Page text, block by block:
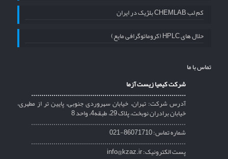
کم لب CHEMLAB بلژیک در ایران
حلال های HPLC (کروماتوگرافی مایع)
تماس با ما
شرکت کیمیا زیست آزما
............................................................................
آدرس شرکت: تهران، خیابان سهروردی جنوبی، پایین تر از مطهری،
خیابان برادران نوبخت، پلاک 29، طبقه4، واحد 8
............................................................................
شماره تماس: 86071710-021
............................................................................
پست الکترونیک: info@kzaz.ir